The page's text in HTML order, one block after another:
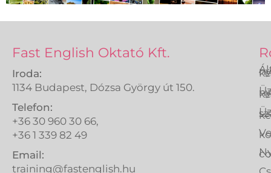
Fast English Oktató Kft.
Iroda:
1134 Budapest, Dózsa György út 150.
Telefon:
+36 30 960 30 66,
+36 1 339 82 49
Email:
training@fastenglish.hu